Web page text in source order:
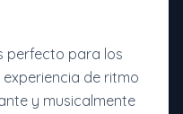
perfecto para los
de ritmo
y musicalmente